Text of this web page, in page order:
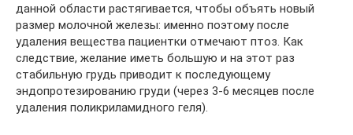
данной области растягивается, чтобы объять новый
размер молочной железы: именно поэтому после
удаления вещества пациентки отмечают птоз. Как
следствие, желание иметь большую и на этот раз
стабильную грудь приводит к последующему
эндопротезированию груди (через 3-6 месяцев после
удаления поликриламидного геля).